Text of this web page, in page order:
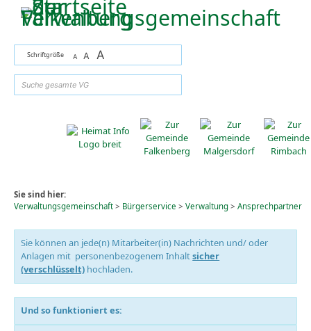
Zum Inhalt,zur Navigationoder
Schriftgröße A A A
Sie sind hier:
Verwaltungsgemeinschaft> Bürgerservice > Verwaltung> Ansprechpartner
Sie können an jede(n) Mitarbeiter(in) Nachrichten und/ oder
Anlagen mit personenbezogenem Inhaltsicher
(verschlüsselt) hochladen.
Und so funktioniert es: